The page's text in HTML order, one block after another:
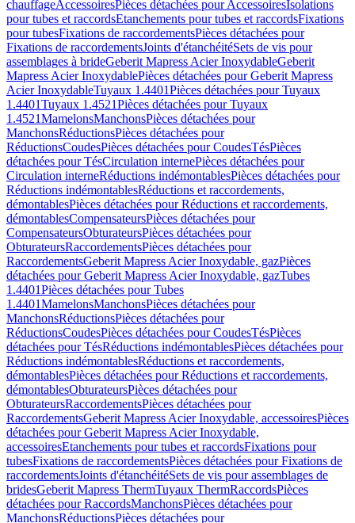
chauffageAccessoiresPièces détachées pour AccessoiresIsolations
pour tubes et raccordsEtanchements pour tubes et raccordsFixations
pour tubesFixations de raccordementsPièces détachées pour
Fixations de raccordementsJoints d'étanchéitéSets de vis pour
assemblages à brideGeberit Mapress Acier InoxydableGeberit
Mapress Acier InoxydablePièces détachées pour Geberit Mapress
Acier InoxydableTuyaux 1.4401Pièces détachées pour Tuyaux
1.4401Tuyaux 1.4521Pièces détachées pour Tuyaux
1.4521MamelonsManchonsPièces détachées pour
ManchonsRéductionsPièces détachées pour
RéductionsCoudesPièces détachées pour CoudesTésPièces
détachées pour TésCirculation internePièces détachées pour
Circulation interneRéductions indémontablesPièces détachées pour
Réductions indémontablesRéductions et raccordements,
démontablesPièces détachées pour Réductions et raccordements,
démontablesCompensateursPièces détachées pour
CompensateursObturateursPièces détachées pour
ObturateursRaccordementsPièces détachées pour
RaccordementsGeberit Mapress Acier Inoxydable, gazPièces
détachées pour Geberit Mapress Acier Inoxydable, gazTubes
1.4401Pièces détachées pour Tubes
1.4401MamelonsManchonsPièces détachées pour
ManchonsRéductionsPièces détachées pour
RéductionsCoudesPièces détachées pour CoudesTésPièces
détachées pour TésRéductions indémontablesPièces détachées pour
Réductions indémontablesRéductions et raccordements,
démontablesPièces détachées pour Réductions et raccordements,
démontablesObturateursPièces détachées pour
ObturateursRaccordementsPièces détachées pour
RaccordementsGeberit Mapress Acier Inoxydable, accessoiresPièces
détachées pour Geberit Mapress Acier Inoxydable,
accessoiresEtanchements pour tubes et raccordsFixations pour
tubesFixations de raccordementsPièces détachées pour Fixations de
raccordementsJoints d'étanchéitéSets de vis pour assemblages de
bridesGeberit Mapress ThermTuyaux ThermRaccordsPièces
détachées pour RaccordsManchonsPièces détachées pour
ManchonsRéductionsPièces détachées pour